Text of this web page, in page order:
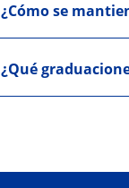
¿Cómo se
¿Qué